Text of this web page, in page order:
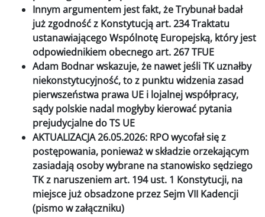
Innym argumentem jest fakt, że Trybunał badał
już zgodność z Konstytucją art. 234 Traktatu
ustanawiającego Wspólnotę Europejską, który jest
odpowiednikiem obecnego art. 267 TFUE
Adam Bodnar wskazuje, że nawet jeśli TK uznałby
niekonstytucyjność, to z punktu widzenia zasad
pierwszeństwa prawa UE i lojalnej współpracy,
sądy polskie nadal mogłyby kierować pytania
prejudycjalne do TS UE
AKTUALIZACJA 26.05.2026: RPO wycofał się z
postępowania, ponieważ w składzie orzekającym
zasiadają osoby wybrane na stanowisko sędziego
TK z naruszeniem art. 194 ust. 1 Konstytucji, na
miejsce już obsadzone przez Sejm VII Kadencji
(pismo w załączniku)